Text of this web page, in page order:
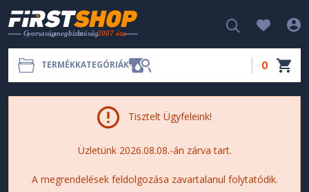
TERMÉKKATEGÓRIÁK 0
Tisztelt Ügyfeleink!
Üzletünk 2026.08.08.-án zárva tart.
A megrendelések feldolgozása zavartalanul folytatódik.